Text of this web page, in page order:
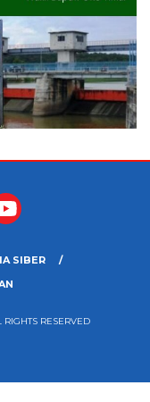
SIBER
RESERVED